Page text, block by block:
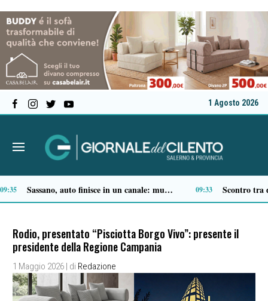
1 Agosto 2026
È morto don Antonio Mazzi, il prete degli ultimi fondò la Fondazione Exodus 19:41
Rodio, presentato “Pisciotta Borgo Vivo”: presente il
presidente della Regione Campania
1 Maggio 2026 | di Redazione